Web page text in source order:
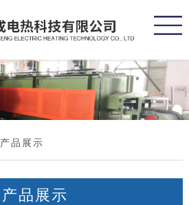
产品展示
产品展示